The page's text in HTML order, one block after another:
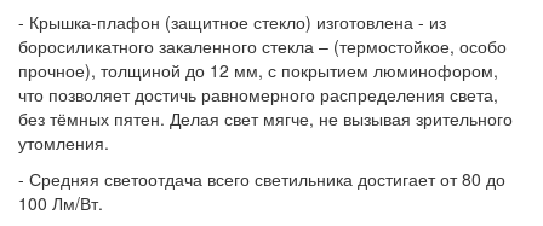
- Крышка-плафон (защитное стекло) изготовлена - из
боросиликатного закаленного стекла – (термостойкое, особо
прочное), толщиной до 12 мм, с покрытием люминофором,
что позволяет достичь равномерного распределения света,
без тёмных пятен. Делая свет мягче, не вызывая зрительного
утомления.
- Средняя светоотдача всего светильника достигает от 80 до
100 Лм/Вт.